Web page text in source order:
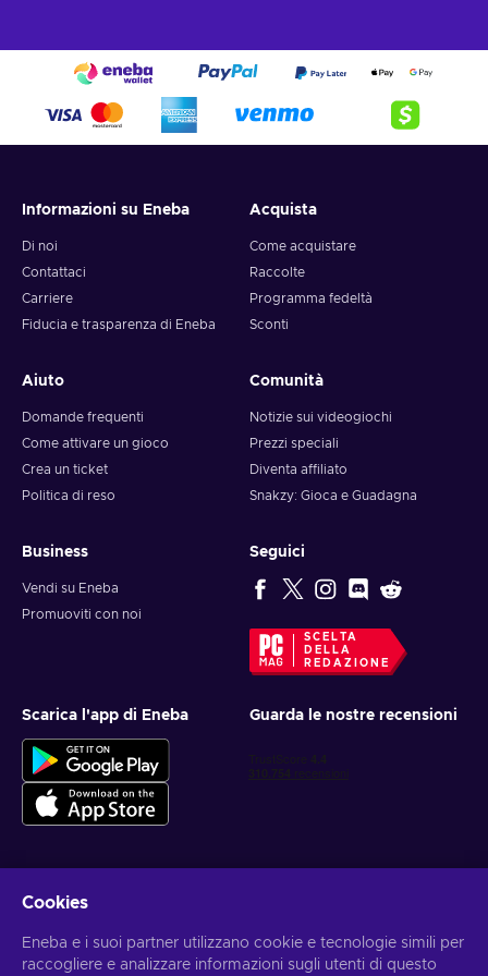
Informazioni su Eneba
Di noi
Contattaci
Carriere
Fiducia e trasparenza di Eneba
Acquista
Come acquistare
Raccolte
Programma fedeltà
Sconti
Aiuto
Domande frequenti
Come attivare un gioco
Crea un ticket
Politica di reso
Comunità
Notizie sui videogiochi
Prezzi speciali
Diventa affiliato
Snakzy: Gioca e Guadagna
Business
Vendi su Eneba
Promuoviti con noi
Seguici
SCELTA
DELLA
REDAZIONE
Scarica l'app di Eneba Guarda le nostre recensioni
Ottieni offerte di gioco personalizzate
Iscriviti
Cookies
Eneba e i suoi partner utilizzano cookie e tecnologie simili per
raccogliere e analizzare informazioni sugli utenti di questo